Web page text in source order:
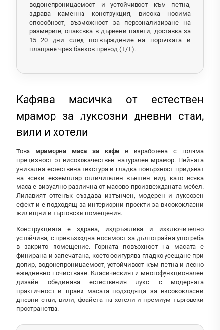
водонепроницаемост и устойчивост към петна,
здрава каменна конструкция, висока носима
способност, възможност за персонализиране на
размерите, опаковка в дървени палети, доставка за
15–20 дни след потвърждение на поръчката и
плащане чрез банков превод (T/T).
Кафява масичка от естествен
мрамор за луксозни дневни стаи,
вили и хотели
Това мраморна маса за кафе е изработена с голяма
прецизност от висококачествен натурален мрамор. Нейната
уникална естествена текстура и гладка повърхност придават
на всеки екземпляр отличителен външен вид, като всяка
маса е визуално различна от масово произвежданата мебел.
Лилавият оттенък създава изтънчен, модерен и луксозен
ефект и е подходящ за интериорни проекти за висококласни
жилищни и търговски помещения.
Конструкцията е здрава, издръжлива и изключително
устойчива, с превъзходна носимост за дълготрайна употреба
в закрито помещение. Горната повърхност на масата е
финирана и запечатана, което осигурява гладко усещане при
допир, водонепроницаемост, устойчивост към петна и лесно
ежедневно почистване. Класическият и многофункционален
дизайн обединява естествения лукс с модерната
практичност и прави масата подходяща за висококласни
дневни стаи, вили, фоайета на хотели и премиум търговски
пространства.